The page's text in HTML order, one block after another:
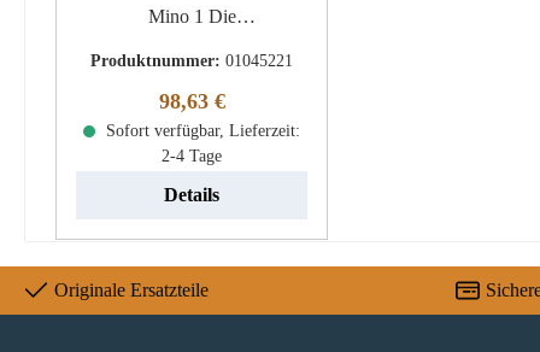
Mino 1 Die
RAIS Mino 1
Scheibendichtung Eckdaten:
Scheibendichtung
(Flachdichtung) Länge 2,15 m
(Hohlkordeldichtung) Länge
Produktnummer:01045221
Regulärer Preis:
98,63 €
Sofort verfügbar, Lieferzeit:
2-4 Tage
Details
Originale Ersatzteile